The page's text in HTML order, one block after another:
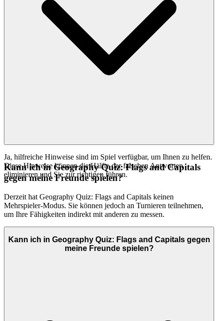
Ja, hilfreiche Hinweise sind im Spiel verfügbar, um Ihnen zu helfen.
Diese Hinweise können die Hälfte der falschen Antworten
eliminieren und Sie zur richtigen führen.
Kann ich in Geography Quiz: Flags and Capitals
gegen meine Freunde spielen?
Derzeit hat Geography Quiz: Flags and Capitals keinen
Mehrspieler-Modus. Sie können jedoch an Turnieren teilnehmen,
um Ihre Fähigkeiten indirekt mit anderen zu messen.
Kann ich in Geography Quiz: Flags and Capitals gegen
meine Freunde spielen?